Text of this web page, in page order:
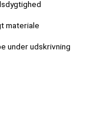
materiale
under udskrivning